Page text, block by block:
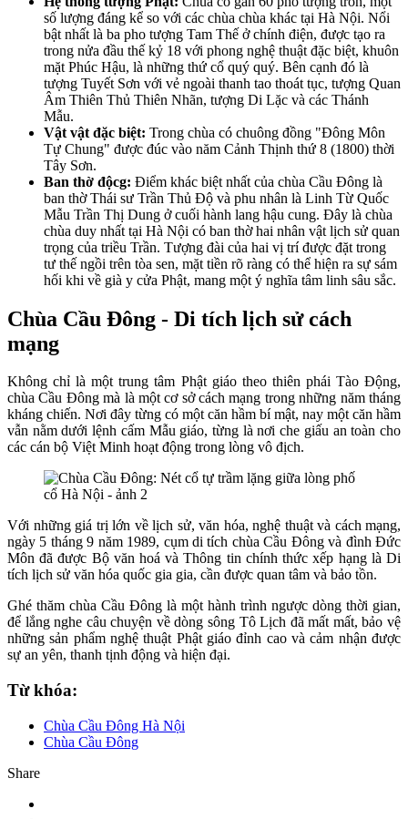
số lượng đáng kể so với các chùa chùa khác tại Hà Nội. Nổi
bật nhất là ba pho tượng Tam Thế ở chính điện, được tạo ra
trong nửa đầu thế kỷ 18 với phong nghệ thuật đặc biệt, khuôn
mặt Phúc Hậu, là những thứ cổ quý quý. Bên cạnh đó là
tượng Tuyết Sơn với vẻ ngoài thanh tao thoát tục, tượng Quan
Âm Thiên Thủ Thiên Nhãn, tượng Di Lặc và các Thánh
Mẫu.
Vật vật đặc biệt: Trong chùa có chuông đồng "Đông Môn
Tự Chung" được đúc vào năm Cảnh Thịnh thứ 8 (1800) thời
Tây Sơn.
Ban thờ độcg: Điểm khác biệt nhất của chùa Cầu Đông là
ban thờ Thái sư Trần Thủ Độ và phu nhân là Linh Từ Quốc
Mẫu Trần Thị Dung ở cuối hành lang hậu cung. Đây là chùa
chùa duy nhất tại Hà Nội có ban thờ hai nhân vật lịch sử quan
trọng của triều Trần. Tượng đài của hai vị trí được đặt trong
tư thế ngồi trên tòa sen, mặt tiền rõ ràng có thể hiện ra sự sám
hối khi về già y cửa Phật, mang một ý nghĩa tâm linh sâu sắc.
Chùa Cầu Đông - Di tích lịch sử cách
mạng
Không chỉ là một trung tâm Phật giáo theo thiên phái Tào Động,
chùa Cầu Đông mà là một cơ sở cách mạng trong những năm tháng
kháng chiến. Nơi đây từng có một căn hầm bí mật, nay một căn hầm
vẫn nằm dưới lệnh cấm Mẫu giáo, từng là nơi che giấu an toàn cho
các cán bộ Việt Minh hoạt động trong lòng vô địch.
Với những giá trị lớn về lịch sử, văn hóa, nghệ thuật và cách mạng,
ngày 5 tháng 9 năm 1989, cụm di tích chùa Cầu Đông và đình Đức
Môn đã được Bộ văn hoá và Thông tin chính thức xếp hạng là Di
tích lịch sử văn hóa quốc gia gia, cần được quan tâm và bảo tồn.
Ghé thăm chùa Cầu Đông là một hành trình ngược dòng thời gian,
để lắng nghe câu chuyện về dòng sông Tô Lịch đã mất mất, bảo vệ
những sản phẩm nghệ thuật Phật giáo đỉnh cao và cảm nhận được
sự an yên, thanh tịnh động và hiện đại.
Từ khóa:
Chùa Cầu Đông Hà Nội
Chùa Cầu Đông
Share